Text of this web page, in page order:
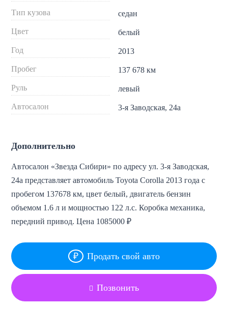
Тип кузова седан
Цвет белый
Год 2013
Пробег 137 678 км
Руль левый
Автосалон 3-я Заводская, 24а
Дополнительно
Автосалон «Звезда Сибири» по адресу ул. 3-я Заводская,
24а представляет автомобиль Toyota Corolla 2013 года с
пробегом 137678 км, цвет белый, двигатель бензин
объемом 1.6 л и мощностью 122 л.с. Коробка механика,
передний привод. Цена 1085000 ₽
Продать свой авто
Позвонить